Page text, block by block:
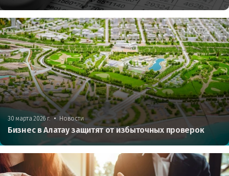
30 марта 2026 г. • Новости
Бизнес в Алатау защитят от избыточных проверок